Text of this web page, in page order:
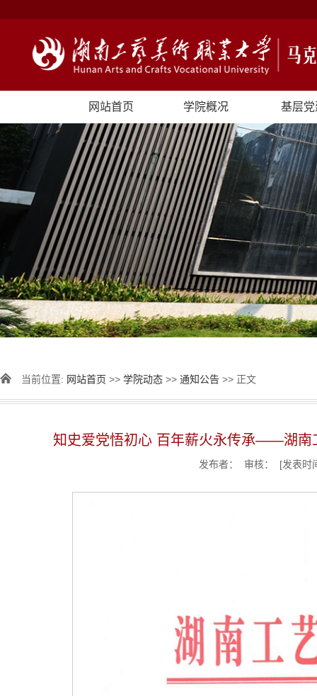
网站首页 学院概况 基层党
当前位置: 网站首页 >> 学院动态 >> 通知公告 >> 正文
知史爱党悟初心 百年薪火永传承——湖南
发布者： 审核： [发表